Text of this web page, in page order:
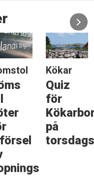
Kökar
Quiz
för
på